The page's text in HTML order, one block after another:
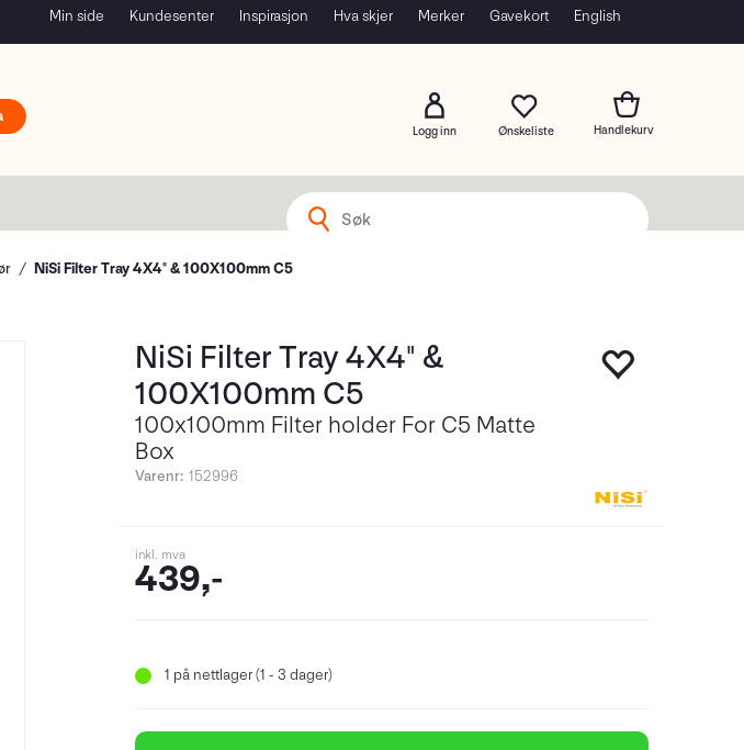
Min side Kundesenter Inspirasjon Hva skjer Merker Gavekort English
Logg inn
NiSi Filter Tray 4X4" & 100X100mm C5
NiSi Filter Tray 4X4" &
100X100mm C5
100x100mm Filter holder For C5 Matte
Box
Varenr: 152996
inkl. mva
439,-
1 på nettlager (1 - 3 dager)